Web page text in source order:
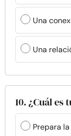
Una
Una
10. ¿Cuál
Prepara